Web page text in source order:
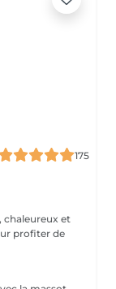
175
profiter de